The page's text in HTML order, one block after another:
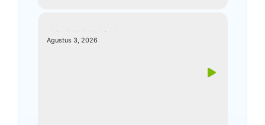
Agustus 3, 2026